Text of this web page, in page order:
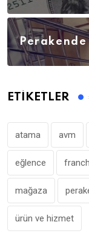
Perakende
ETIKETLER
atama avm
eğlence
mağaza
ürün ve hizmet